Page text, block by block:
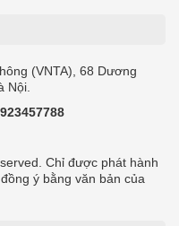
(VNTA), 68 Dương
Nội.
Chỉ được phát hành
ý bằng văn bản của